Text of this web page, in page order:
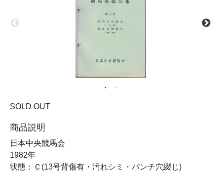
SOLD OUT
商品説明
日本中央競馬会
1982年
状態：Ｃ(13号背傷有・汚れシミ・パンチ穴綴じ)